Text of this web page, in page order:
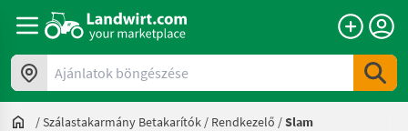
Ajánlatok böngészése
/Szálastakarmány Betakarítók / Rendkezelő /Slam